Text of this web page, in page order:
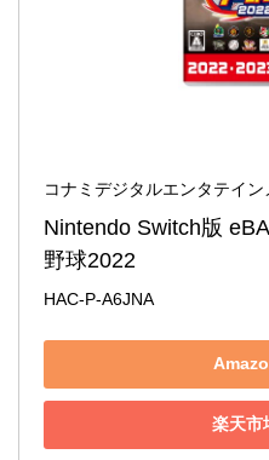
コナミデジタルエンタテイン
Nintendo Switch版
野球2022
HAC-P-A6JNA
楽天市